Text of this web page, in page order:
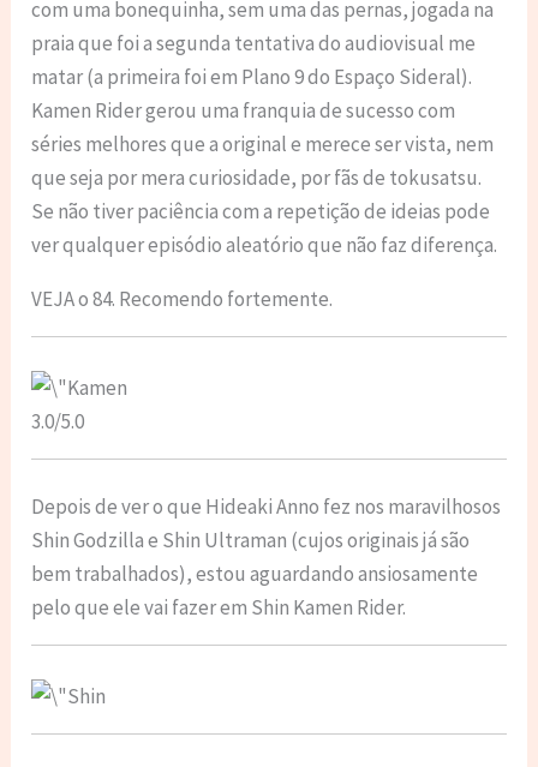
com uma bonequinha, sem uma das pernas, jogada na
praia que foi a segunda tentativa do audiovisual me
matar (a primeira foi em Plano 9 do Espaço Sideral).
Kamen Rider gerou uma franquia de sucesso com
séries melhores que a original e merece ser vista, nem
que seja por mera curiosidade, por fãs de tokusatsu.
Se não tiver paciência com a repetição de ideias pode
ver qualquer episódio aleatório que não faz diferença.
VEJA o 84. Recomendo fortemente.
3.0/5.0
Depois de ver o que Hideaki Anno fez nos maravilhosos
Shin Godzilla e Shin Ultraman (cujos originais já são
bem trabalhados), estou aguardando ansiosamente
pelo que ele vai fazer em Shin Kamen Rider.